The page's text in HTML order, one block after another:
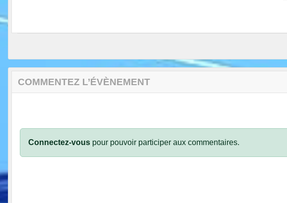
COMMENTEZ L’ÉVÈNEMENT
Connectez-vous pour pouvoir participer aux commentaires.